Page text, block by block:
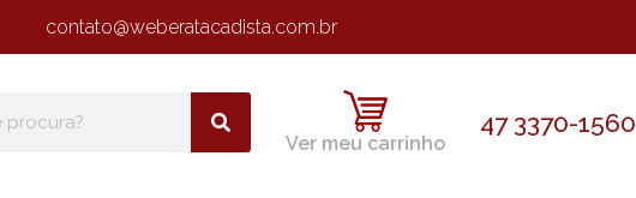
contato@weberatacadista.com.br
Ver meu carrinho
47 3370-1560